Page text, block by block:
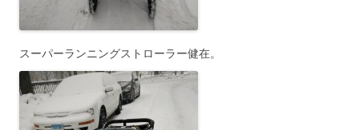
スーパーランニングストローラー健在。